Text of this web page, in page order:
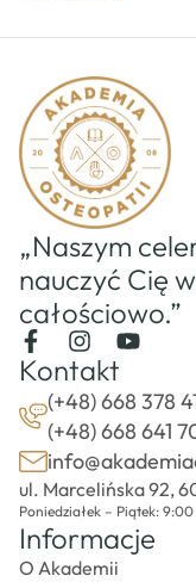
„Naszym
nauczyć Cię
całościowo.”
Kontakt
(+48) 668 378
(+48) 668 641
ul. Marcelińska 92,
Poniedziałek – Piątek: 9:00
Informacje
O Akademii